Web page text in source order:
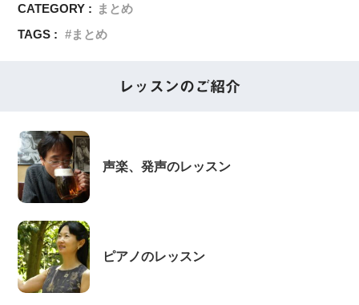
CATEGORY : まとめ
TAGS :
まとめ
レッスンのご紹介
声楽、発声のレッスン
ピアノのレッスン